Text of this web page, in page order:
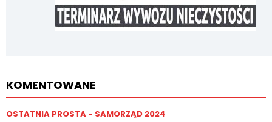
KOMENTOWANE
OSTATNIA PROSTA - SAMORZĄD 2024